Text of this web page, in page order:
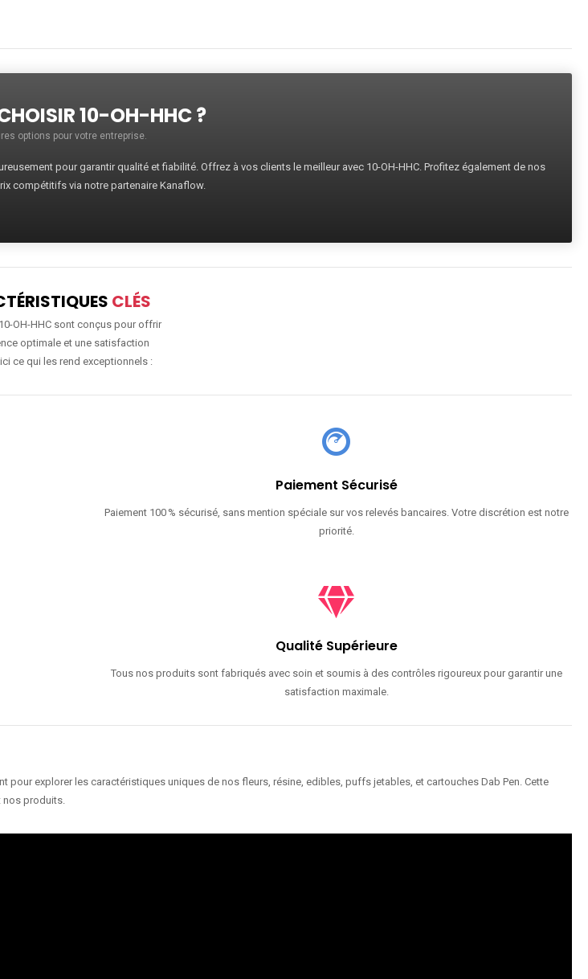
10-OH-HHC ?
options pour votre entreprise.
pour garantir qualité et fiabilité. Offrez à vos clients le meilleur avec 10-OH-HHC. Profitez également de nos
compétitifs via notre partenaire Kanaflow.
CLÉS
OH-HHC sont conçus pour offrir
optimale et une satisfaction
ce qui les rend exceptionnels :
Paiement Sécurisé
Paiement 100 % sécurisé, sans mention spéciale sur vos relevés bancaires. Votre discrétion est notre
priorité.
Qualité Supérieure
Tous nos produits sont fabriqués avec soin et soumis à des contrôles rigoureux pour garantir une
satisfaction maximale.
explorer les caractéristiques uniques de nos fleurs, résine, edibles, puffs jetables, et cartouches Dab Pen. Cette
nos produits.